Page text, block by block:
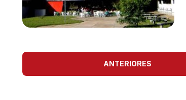
ANTERIORES